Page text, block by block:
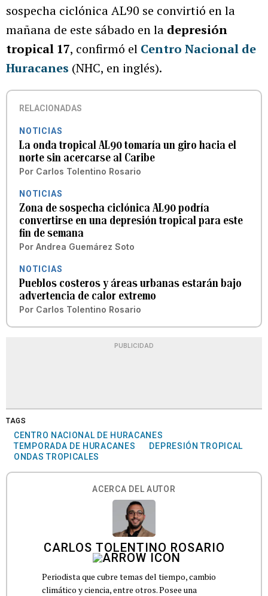
sospecha ciclónica AL90 se convirtió en la
mañana de este sábado en la depresión
tropical 17, confirmó el Centro Nacional de
Huracanes (NHC, en inglés).
RELACIONADAS
NOTICIAS
La onda tropical AL90 tomaría un giro hacia el
norte sin acercarse al Caribe
Por Carlos Tolentino Rosario
NOTICIAS
Zona de sospecha ciclónica AL90 podría
convertirse en una depresión tropical para este
fin de semana
Por Andrea Guemárez Soto
NOTICIAS
Pueblos costeros y áreas urbanas estarán bajo
advertencia de calor extremo
Por Carlos Tolentino Rosario
PUBLICIDAD
TAGS
CENTRO NACIONAL DE HURACANES
TEMPORADA DE HURACANES
DEPRESIÓN TROPICAL
ONDAS TROPICALES
ACERCA DEL AUTOR
CARLOS TOLENTINO ROSARIO
Periodista que cubre temas del tiempo, cambio
climático y ciencia, entre otros. Posee una